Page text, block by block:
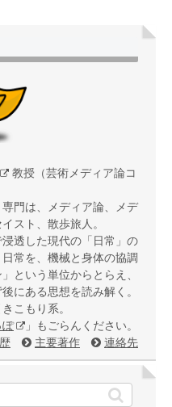
教授（芸術メディア論コ
門は、メディア論、メデ
スト、散歩旅人。
透した現代の「日常」の
常を、機械と身体の協調
という単位からとらえ、
にある思想を読み解く。
こもり系。
ぽ
」もごらんください。
主要著作 連絡先